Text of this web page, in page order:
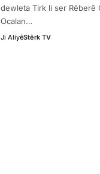
dewleta Tirk li ser Rêberê
Ocalan…
Ji AliyêStêrk TV